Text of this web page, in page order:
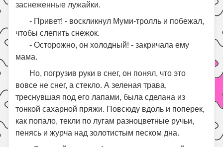
заснеженные лужайки.
- Привет! - воскликнул Муми-тролль и побежал,
чтобы слепить снежок.
- Осторожно, он холодный! - закричала ему
мама.
Но, погрузив руки в снег, он понял, что это
вовсе не снег, а стекло. А зеленая трава,
треснувшая под его лапами, была сделана из
тонкой сахарной пряжи. Повсюду вдоль и поперек,
как попало, текли по лугам разноцветные ручьи,
пенясь и журча над золотистым песком дна.